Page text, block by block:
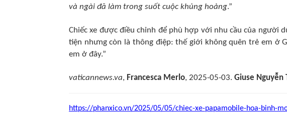
và ngài đã làm trong suốt cuộc khủng hoảng.”
Chiếc xe được điều chỉnh để phù hợp với nhu cầu của người
tiện nhưng còn là thông điệp: thế giới không quên trẻ em ở
em ở đây.”
vaticannews.va, Francesca Merlo, 2025-05-03. Giuse Nguyễn
https://phanxico.vn/2025/05/05/chiec-xe-papamobile-hoa-binh-